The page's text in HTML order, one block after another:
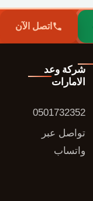
اتصل الآن
شركة وعد
الامارات
0501732352
تواصل عبر
واتساب